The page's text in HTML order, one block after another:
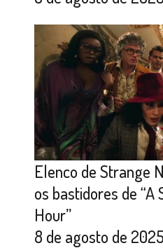
Elenco de Strange
os bastidores de “A
Hour”
8 de agosto de 2025